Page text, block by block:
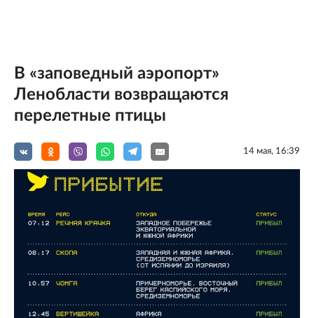
В «заповедный аэропорт»
Ленобласти возвращаются
перелетные птицы
14 мая, 16:39